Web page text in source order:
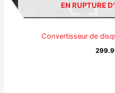
EN RUPTURE
Convertisseur de